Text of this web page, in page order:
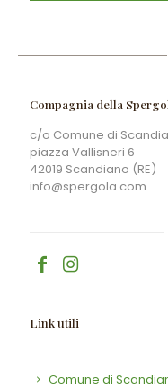
Compagnia della
c/o Comune di
piazza Vallisneri 6
42019 Scandiano (RE)
info@spergola.com
Link utili
Comune di